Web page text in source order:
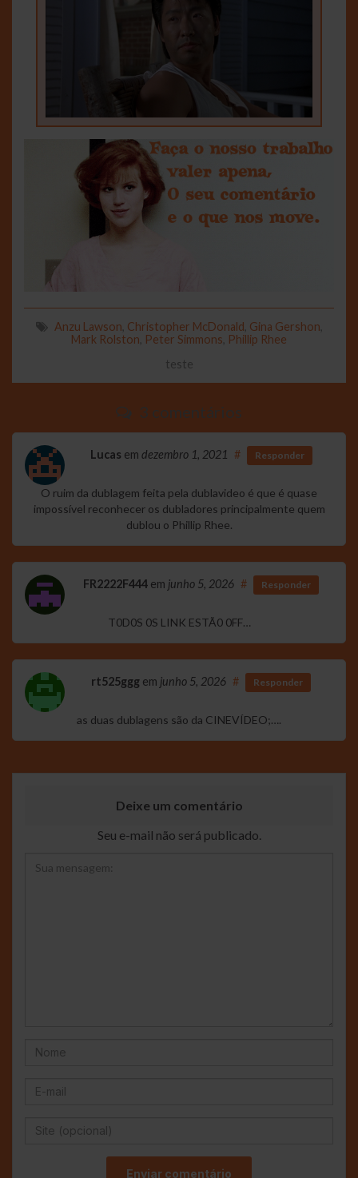
Anzu Lawson Christopher McDonald Gina Gershon
Mark Rolston Peter Simmons Phillip Rhee
teste
3 comentários
Lucas em dezembro 1, 2021 # Responder
O ruim da dublagem feita pela dublavideo é que é quase
impossível reconhecer os dubladores principalmente quem
dublou o Phillip Rhee.
FR2222F444 em junho 5, 2026 # Responder
T0D0S 0S LINK ESTÃ0 0FF…
rt525ggg em junho 5, 2026 # Responder
as duas dublagens são da CINEVÍDEO;….
Deixe um comentário
Seu e-mail não será publicado.